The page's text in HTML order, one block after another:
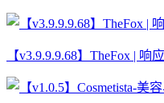
【v3.9.9.9.68】TheFox | 响